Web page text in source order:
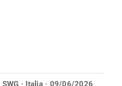
· Italia · 09/06/2026